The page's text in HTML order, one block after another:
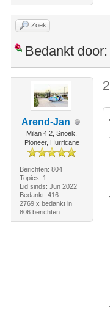
Zoek
Bedankt door:
Arend-Jan
Milan 4.2, Snoek,
Pioneer, Hurricane
Berichten: 804
Topics: 1
Lid sinds: Jun 2022
Bedankt: 416
2769 x bedankt in
806 berichten